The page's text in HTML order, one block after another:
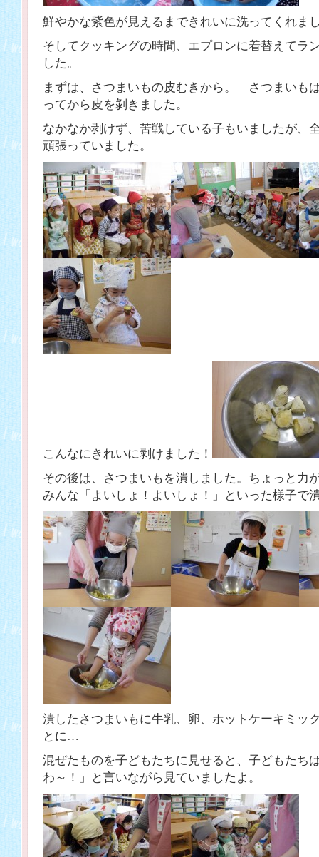
鮮やかな紫色が見えるまできれいに洗ってくれま
そしてクッキングの時間、エプロンに着替えてラ
した。
まずは、さつまいもの皮むきから。 さつまいも
ってから皮を剝きました。
なかなか剥けず、苦戦している子もいましたが、
頑張っていました。
こんなにきれいに剥けました！
その後は、さつまいもを潰しました。ちょっと力
みんな「よいしょ！よいしょ！」といった様子で
潰したさつまいもに牛乳、卵、ホットケーキミッ
とに…
混ぜたものを子どもたちに見せると、子どもたち
わ～！」と言いながら見ていましたよ。